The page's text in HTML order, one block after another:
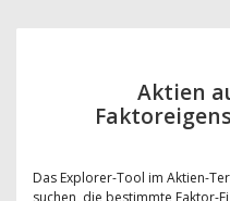
Aktien
Das Explorer-Tool im Aktien-
suchen, die bestimmte Faktor-